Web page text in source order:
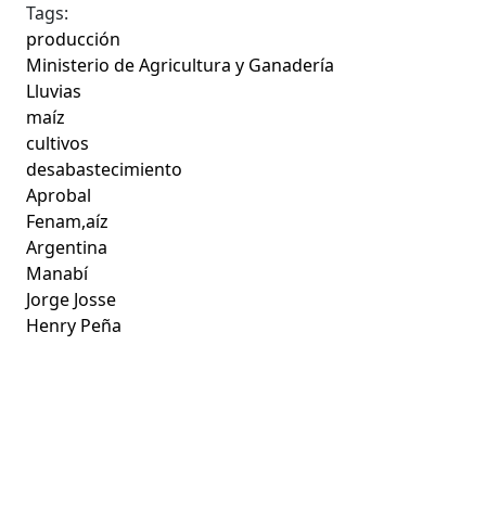
Tags:
producción
Ministerio de Agricultura y Ganadería
Lluvias
maíz
cultivos
desabastecimiento
Aprobal
Fenam,aíz
Argentina
Manabí
Jorge Josse
Henry Peña